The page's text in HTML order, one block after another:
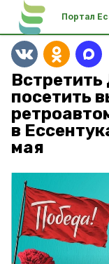
Портал
посетить
в
мая